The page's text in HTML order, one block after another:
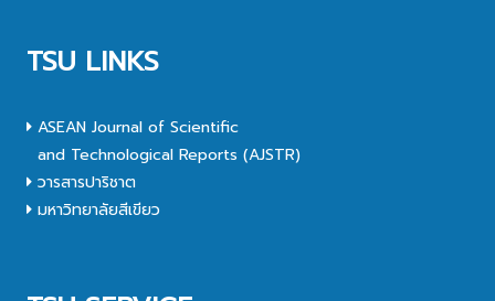
TSU LINKS
ASEAN Journal of Scientific
and Technological Reports (AJSTR)
วารสารปาริชาต
มหาวิทยาลัยสีเขียว